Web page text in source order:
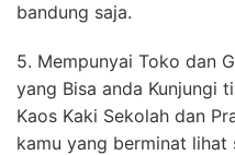
bandung saja.
5. Mempunyai Toko dan
yang Bisa anda Kunjungi
Kaos Kaki Sekolah dan
kamu yang berminat lihat